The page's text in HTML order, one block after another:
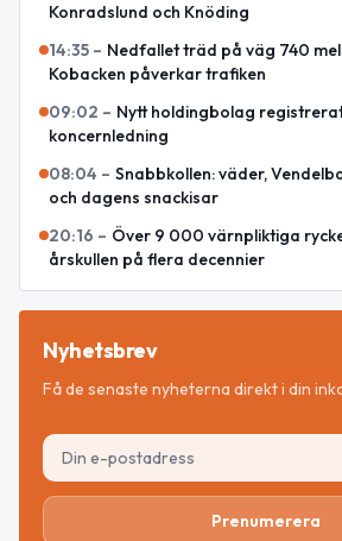
Konradslund och Knöding
14:35 – Nedfallet träd på väg 740
Kobacken påverkar trafiken
09:02 – Nytt holdingbolag
koncernledning
08:04 – Snabbkollen: väder,
och dagens snackisar
20:16 – Över 9 000 värnpliktiga
årskullen på flera decennier
Nyhetsbrev
Få de senaste nyheterna direkt i din
Prenumerera